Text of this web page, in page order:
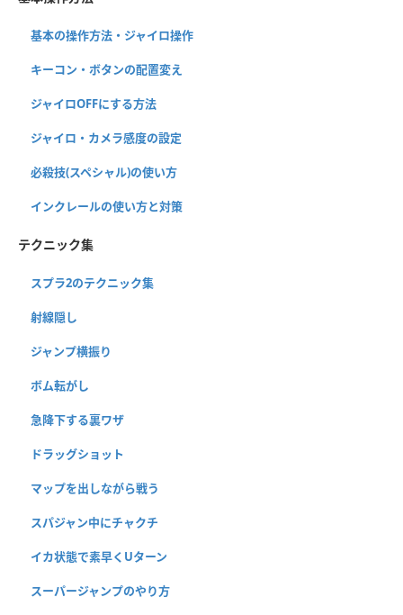
基本の操作方法・ジャイロ操作
キーコン・ボタンの配置変え
ジャイロOFFにする方法
ジャイロ・カメラ感度の設定
必殺技(スペシャル)の使い方
インクレールの使い方と対策
テクニック集
スプラ2のテクニック集
射線隠し
ジャンプ横振り
ボム転がし
急降下する裏ワザ
ドラッグショット
マップを出しながら戦う
スパジャン中にチャクチ
イカ状態で素早くUターン
スーパージャンプのやり方